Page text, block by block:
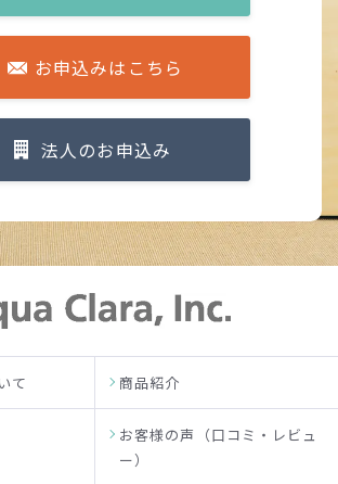
お申込みはこちら
法人のお申込み
て 商品紹介
お客様の声（口コミ・レビュ
ー）